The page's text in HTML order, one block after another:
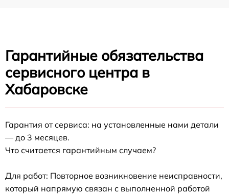
Гарантийные обязательства
сервисного центра в
Хабаровске
Гарантия от сервиса: на установленные нами детали
— до 3 месяцев.
Что считается гарантийным случаем?
Для работ: Повторное возникновение неисправности,
который напрямую связан с выполненной работой